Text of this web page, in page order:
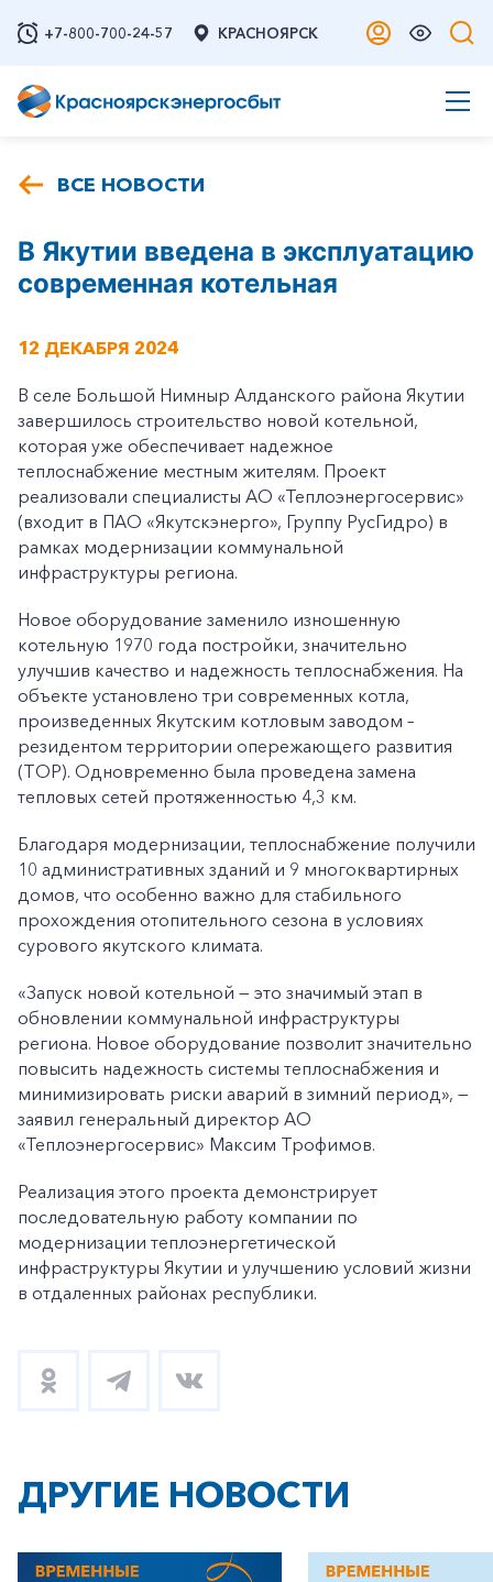
+7-800-700-24-57 КРАСНОЯРСК
ВСЕ НОВОСТИ
В Якутии введена в эксплуатацию
современная котельная
12 ДЕКАБРЯ 2024
В селе Большой Нимныр Алданского района Якутии
завершилось строительство новой котельной,
которая уже обеспечивает надежное
теплоснабжение местным жителям. Проект
реализовали специалисты АО «Теплоэнергосервис»
(входит в ПАО «Якутскэнерго», Группу РусГидро) в
рамках модернизации коммунальной
инфраструктуры региона.
Новое оборудование заменило изношенную
котельную 1970 года постройки, значительно
улучшив качество и надежность теплоснабжения. На
объекте установлено три современных котла,
произведенных Якутским котловым заводом –
резидентом территории опережающего развития
(ТОР). Одновременно была проведена замена
тепловых сетей протяженностью 4,3 км.
Благодаря модернизации, теплоснабжение получили
10 административных зданий и 9 многоквартирных
домов, что особенно важно для стабильного
прохождения отопительного сезона в условиях
сурового якутского климата.
«Запуск новой котельной — это значимый этап в
обновлении коммунальной инфраструктуры
региона. Новое оборудование позволит значительно
повысить надежность системы теплоснабжения и
минимизировать риски аварий в зимний период», —
заявил генеральный директор АО
«Теплоэнергосервис» Максим Трофимов.
Реализация этого проекта демонстрирует
последовательную работу компании по
модернизации теплоэнергетической
инфраструктуры Якутии и улучшению условий жизни
в отдаленных районах республики.
ДРУГИЕ НОВОСТИ